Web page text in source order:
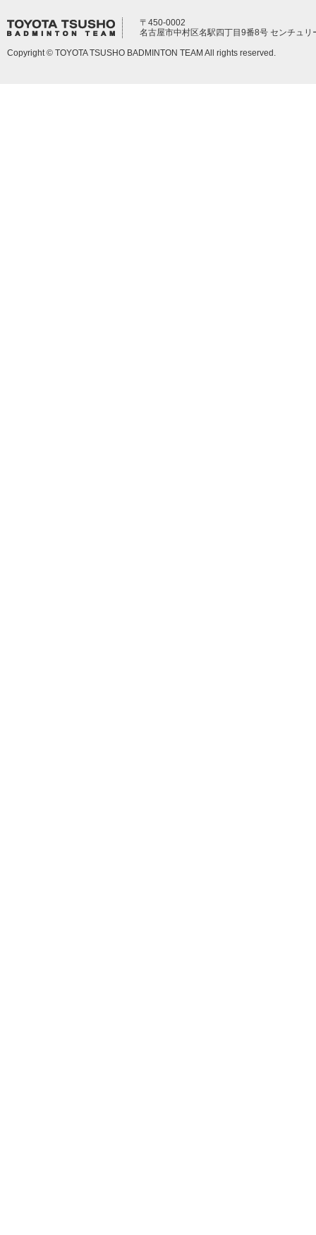
〒450-0002
名古屋市中村区名駅四丁目9番8号 センチュリ
Copyright © TOYOTA TSUSHO BADMINTON TEAM All rights reserved.